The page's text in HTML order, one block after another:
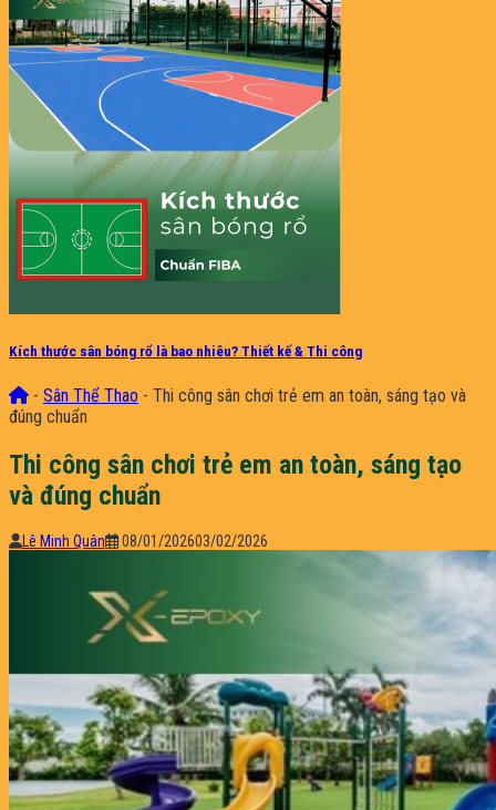
Kích thước sân bóng rổ là bao nhiêu? Thiết kế & Thi công
- Sân Thể Thao - Thi công sân chơi trẻ em an toàn, sáng tạo và
đúng chuẩn
Thi công sân chơi trẻ em an toàn, sáng tạo
và đúng chuẩn
Lê Minh Quân 08/01/202603/02/2026